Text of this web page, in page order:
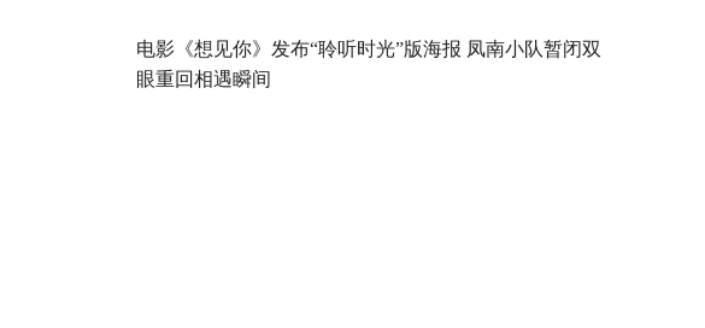
电影《想见你》发布“聆听时光”版海报 凤南小队暂闭双
眼重回相遇瞬间